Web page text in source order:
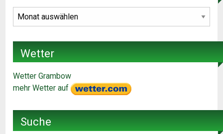
Archiv
Wetter
Wetter Grambow
mehr Wetter auf
Suche